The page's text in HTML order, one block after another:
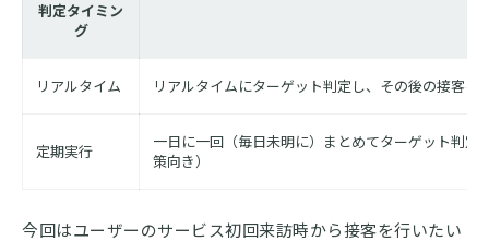
判定タイミン
グ
リアルタイム リアルタイムにターゲット判定し、その後の接客
定期実行
一日に一回（毎日未明に）まとめてターゲット判
策向き）
今回はユーザーのサービス初回来訪時から接客を行いたい